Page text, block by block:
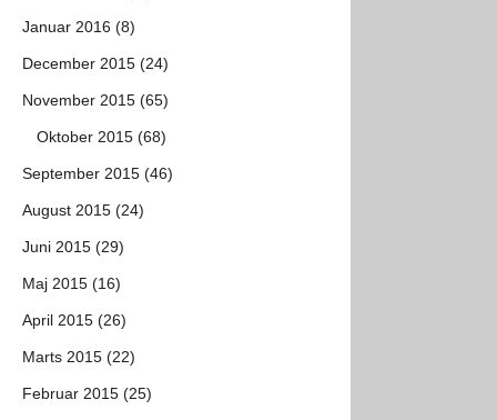
Januar 2016 (8)
December 2015 (24)
November 2015 (65)
Oktober 2015 (68)
September 2015 (46)
August 2015 (24)
Juni 2015 (29)
Maj 2015 (16)
April 2015 (26)
Marts 2015 (22)
Februar 2015 (25)